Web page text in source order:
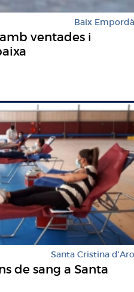
Baix Empordà
ventades i
Santa Cristina d'Aro
de sang a Santa